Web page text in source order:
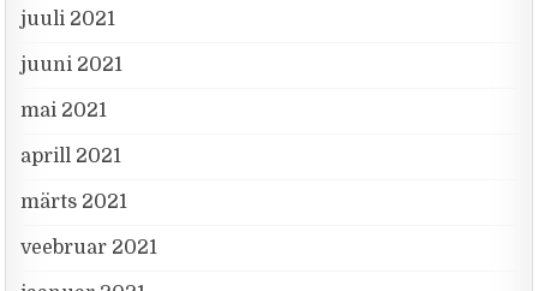
juuli 2021
juuni 2021
mai 2021
aprill 2021
märts 2021
veebruar 2021